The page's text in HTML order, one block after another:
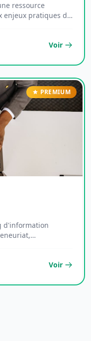
ressource
enjeux pratiques de
Voir
PREMIUM
d'information
Voir